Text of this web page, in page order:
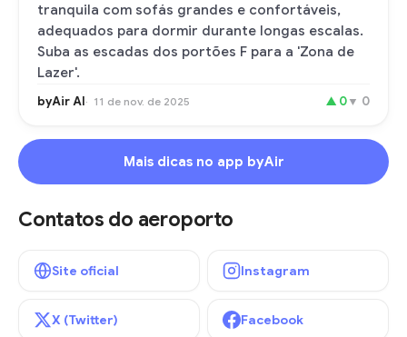
tranquila com sofás grandes e confortáveis,
adequados para dormir durante longas escalas.
Suba as escadas dos portões F para a 'Zona de
Lazer'.
byAir AI 11 de nov. de 2025 ▲ 0▼ 0
Mais dicas no app byAir
Contatos do aeroporto
Site oficial Instagram
X (Twitter) Facebook